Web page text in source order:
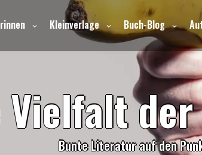
Kleinverlage Buch-Blog
Vielfaltder
Bunte Literatur auf den